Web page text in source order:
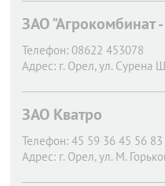
ЗАО "Агрокомбинат
Телефон: 08622 453078
Адрес: г. Орел, ул. Сурена
ЗАО Кватро
Телефон: 45 59 36 45 56
Адрес: г. Орел, ул. М.